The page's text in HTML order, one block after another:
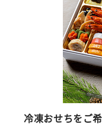
冷凍おせちをご